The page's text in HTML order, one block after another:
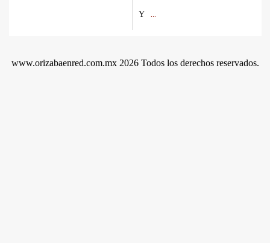
Y
www.orizabaenred.com.mx 2026 Todos los derechos reservados.